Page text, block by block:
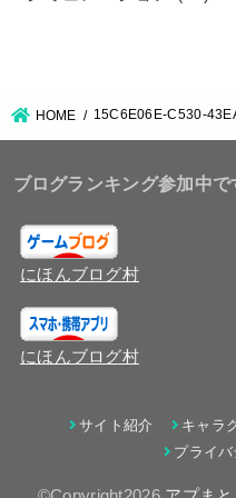
HOME 15C6E06E-C530-
ブログランキング参加中で
にほんブログ村
にほんブログ村
サイト紹介 キャラ
プライ